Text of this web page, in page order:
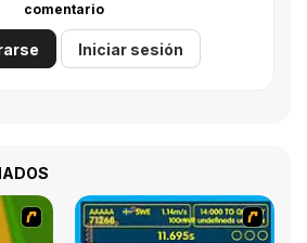
comentario
Iniciar sesión